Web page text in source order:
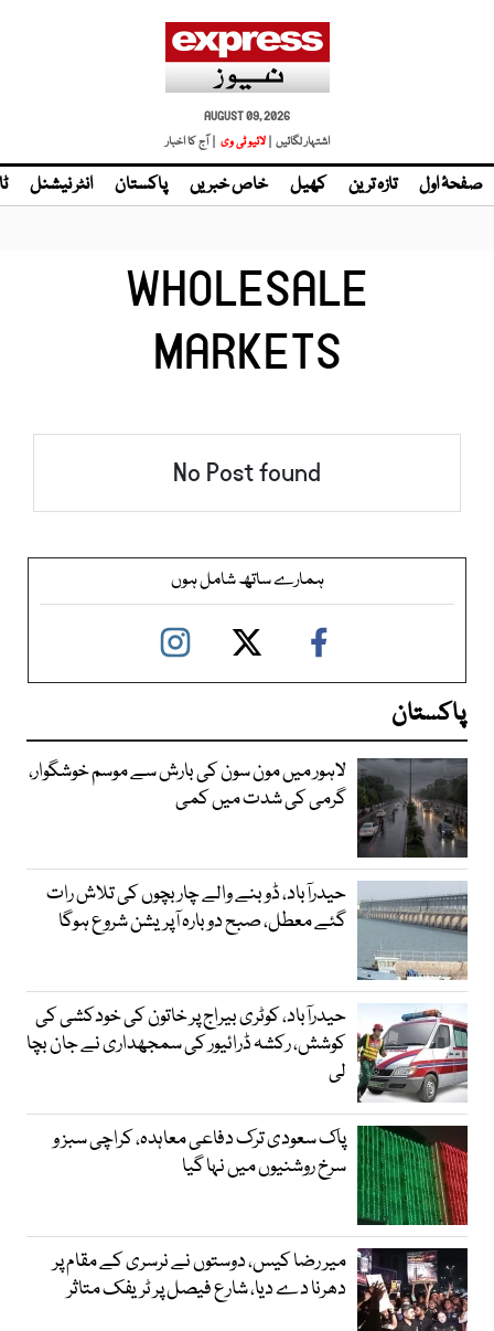
AUGUST 09, 2026
اشتہار لگائیں | لائیو ٹی وی | آج کا اخبار
صفحۂ اول تازہ ترین کھیل خاص خبریں پاکستان انٹر نیشنل
WHOLESALE
MARKETS
No Post found
ہمارے ساتھ شامل ہوں
پاکستان
لاہور میں مون سون کی بارش سے موسم خوشگوار،
گرمی کی شدت میں کمی
حیدرآباد، ڈوبنے والے چار بچوں کی تلاش رات
گئے معطل، صبح دوبارہ آپریشن شروع ہوگا
حیدرآباد، کوٹری بیراج پر خاتون کی خودکشی کی
کوشش، رکشہ ڈرائیور کی سمجھداری نے جان بچا
لی
پاک سعودی ترک دفاعی معاہدہ، کراچی سبز و
سرخ روشنیوں میں نہا گیا
میر رضا کیس، دوستوں نے نرسری کے مقام پر
دھرنا دے دیا، شارع فیصل پر ٹریفک متاثر